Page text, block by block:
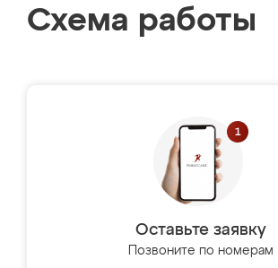
Схема работы
Оставьте заявку
Позвоните по номерам